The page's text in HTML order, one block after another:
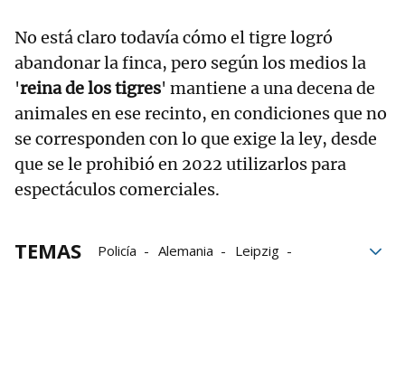
No está claro todavía cómo el tigre logró
abandonar la finca, pero según los medios la
'reina de los tigres' mantiene a una decena de
animales en ese recinto, en condiciones que no
se corresponden con lo que exige la ley, desde
que se le prohibió en 2022 utilizarlos para
espectáculos comerciales.
TEMAS Policía Alemania
Leipzig